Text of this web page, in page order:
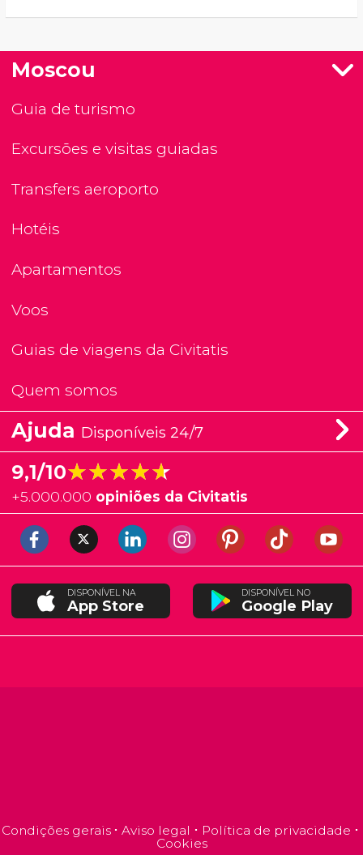
Moscou
Guia de turismo
Excursões e visitas guiadas
Transfers aeroporto
Hotéis
Apartamentos
Voos
Guias de viagens da Civitatis
Quem somos
Ajuda Disponíveis 24/7
9,1/10★★★★★
★★★★★
+5.000.000 opiniões da Civitatis
DISPONÍVEL NA
App Store
DISPONÍVEL NO
Google Play
Condições gerais Aviso legal
Política de privacidade
Cookies